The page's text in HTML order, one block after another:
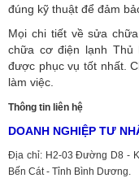
đúng kỹ thuật để đảm
Mọi chi tiết về sửa
chữa cơ điện lạnh Thủ
được phục vụ tốt nhất.
làm việc.
Thông tin liên hệ
DOANH NGHIỆP TƯ
Địa chỉ: H2-03 Đường D8 -
Bến Cát - Tỉnh Bình Dương.